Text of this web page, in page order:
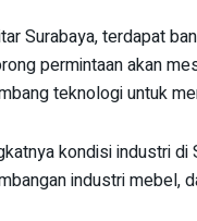
Surabaya, terdapat
permintaan akan
teknologi untuk
kondisi industri di
industri mebel,